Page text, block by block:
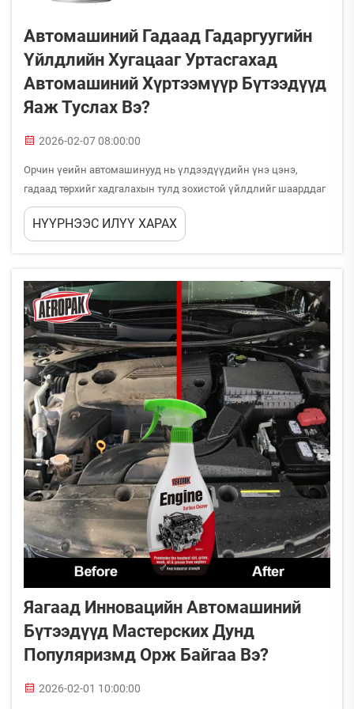
Автомашиний Гадаад Гадаргуугийн
Үйлдлийн Хугацааг Уртасгахад
Автомашиний Хүртээмүүр Бүтээдүүд
Яаж Туслах Вэ?
2026-02-07 08:00:00
Орчин үеийн автомашинууд нь үлдээдүүдийн үнэ цэнэ,
гадаад төрхийг хадгалахын тулд зохистой үйлдлийг шаарддаг
ач холбогдолт хөрөнгө оруулалт юм. Автомашиний гадаад
гадаргуу нь УВ-туяа, хүчиллэг дождь, замын давс гэх мэт хатуу
НҮҮРНЭЭС ИЛҮҮ ХАРАХ
Яагаад Инновацийн Автомашиний
Бүтээдүүд Мастерских Дунд
Популяризмд Орж Байгаа Вэ?
2026-02-01 10:00:00